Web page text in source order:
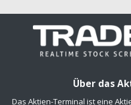
Über das
Das Aktien-Terminal ist eine